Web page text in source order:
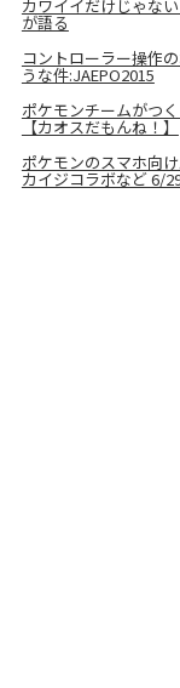
カワイイだけじゃな
が語る
コントローラー操作
うな件:JAEPO2015
ポケモンチームがつ
【カオスだもんね！】
ポケモンのスマホ向
カイジコラボなど 6/